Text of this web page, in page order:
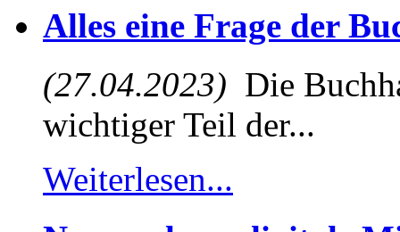
Alles eine Frage der
(27.04.2023) Die
wichtiger Teil der...
Weiterlesen...